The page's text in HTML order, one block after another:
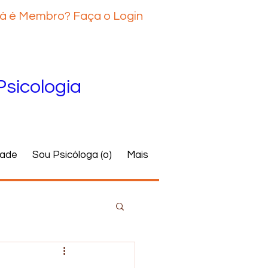
é Membro? Faça o Login
Sou Psicóloga (o) Mais